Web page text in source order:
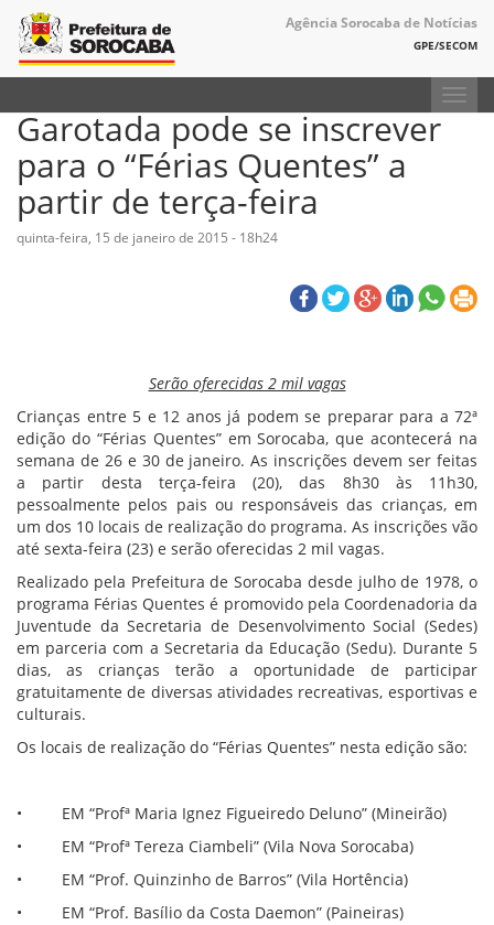
Agência Sorocaba de Notícias
GPE/SECOM
Garotada pode se inscrever
para o “Férias Quentes” a
partir de terça-feira
quinta-feira, 15 de janeiro de 2015 - 18h24
Serão oferecidas 2 mil vagas
Crianças entre 5 e 12 anos já podem se preparar para a 72ª
edição do “Férias Quentes” em Sorocaba, que acontecerá na
semana de 26 e 30 de janeiro. As inscrições devem ser feitas
a partir desta terça-feira (20), das 8h30 às 11h30,
pessoalmente pelos pais ou responsáveis das crianças, em
um dos 10 locais de realização do programa. As inscrições vão
até sexta-feira (23) e serão oferecidas 2 mil vagas.
Realizado pela Prefeitura de Sorocaba desde julho de 1978, o
programa Férias Quentes é promovido pela Coordenadoria da
Juventude da Secretaria de Desenvolvimento Social (Sedes)
em parceria com a Secretaria da Educação (Sedu). Durante 5
dias, as crianças terão a oportunidade de participar
gratuitamente de diversas atividades recreativas, esportivas e
culturais.
Os locais de realização do “Férias Quentes” nesta edição são:
• EM “Profª Maria Ignez Figueiredo Deluno” (Mineirão)
• EM “Profª Tereza Ciambeli” (Vila Nova Sorocaba)
• EM “Prof. Quinzinho de Barros” (Vila Hortência)
• EM “Prof. Basílio da Costa Daemon” (Paineiras)